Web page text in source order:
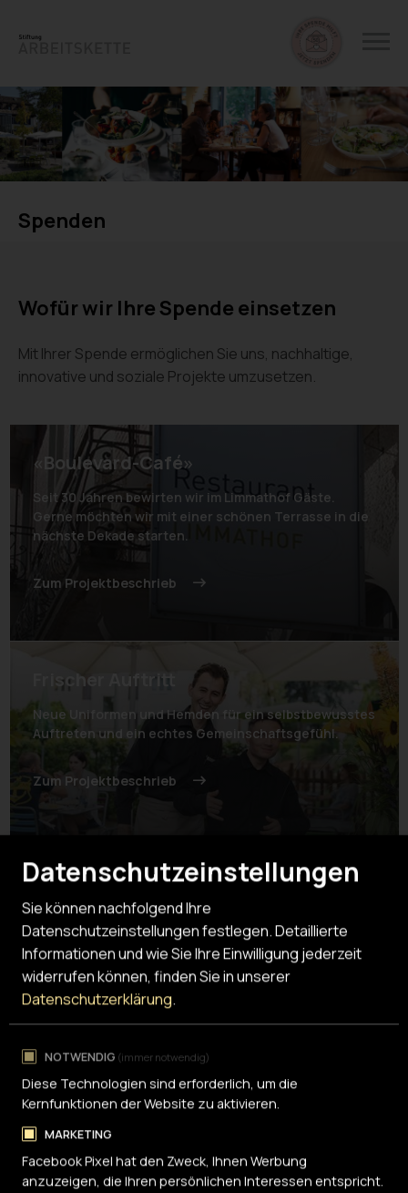
Spenden
Wofür wir Ihre Spende einsetzen
Mit Ihrer Spende ermöglichen Sie uns, nachhaltige,
innovative und soziale Projekte umzusetzen.
«Boulevard-Café»
Seit 30 Jahren bewirten wir im Limmathof Gäste.
Gerne möchten wir mit einer schönen Terrasse in die
nächste Dekade starten.
Zum Projektbeschrieb
Frischer Auftritt
Neue Uniformen und Hemden für ein selbstbewusstes
Auftreten und ein echtes Gemeinschaftsgefühl.
Zum Projektbeschrieb
Freier Verwendungszweck
Wir setzen Ihre Spende dort ein, wo sie am
dringendsten nötig ist.
Direkt zum Spendenbutton
Zum Spendenreglement →
Datenschutzeinstellungen
Sie können nachfolgend Ihre
Datenschutzeinstellungen festlegen.Detaillierte
Informationen und wie Sie Ihre Einwilligung jederzeit
widerrufen können, finden Sie in unserer
Datenschutzerklärung.
NOTWENDIG (immer notwendig)
Diese Technologien sind erforderlich, um die
Kernfunktionen der Website zu aktivieren.
MARKETING
Facebook Pixel hat den Zweck, Ihnen Werbung
anzuzeigen, die Ihren persönlichen Interessen entspricht.